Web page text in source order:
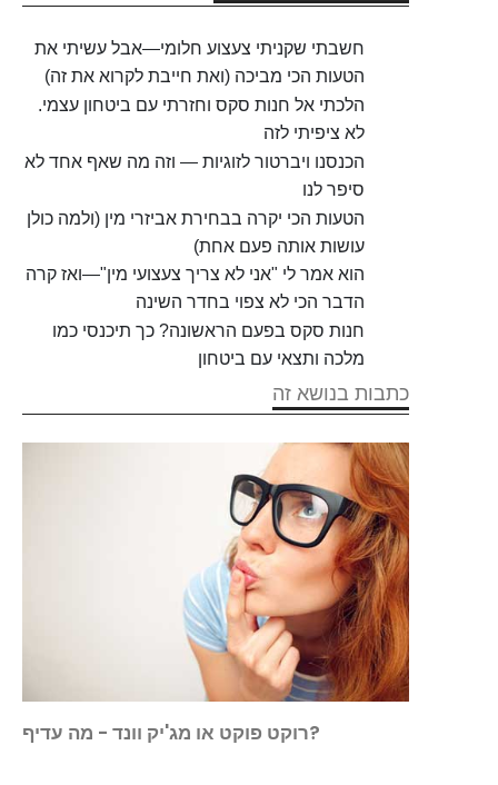
חשבתי שקניתי צעצוע חלומי—אבל עשיתי את
הטעות הכי מביכה (ואת חייבת לקרוא את זה)
הלכתי אל חנות סקס וחזרתי עם ביטחון עצמי.
לא ציפיתי לזה
הכנסנו ויברטור לזוגיות — וזה מה שאף אחד לא
סיפר לנו
הטעות הכי יקרה בבחירת אביזרי מין (ולמה כולן
עושות אותה פעם אחת)
הוא אמר לי "אני לא צריך צעצועי מין"—ואז קרה
הדבר הכי לא צפוי בחדר השינה
חנות סקס בפעם הראשונה? כך תיכנסי כמו
מלכה ותצאי עם ביטחון
כתבות בנושא זה
רוקט פוקט או מג'יק וונד - מה עדיף?